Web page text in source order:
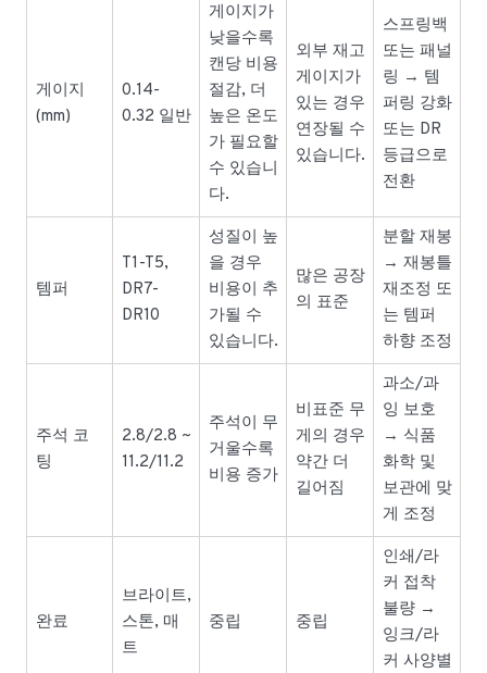
게이지
(mm)
0.14-
0.32 일반
게이지가
낮을수록
캔당 비용
절감, 더
높은 온도
가 필요할
수 있습니
다.
외부 재고
게이지가
있는 경우
연장될 수
있습니다.
스프링백
또는 패널
링 → 템
퍼링 강화
또는 DR
등급으로
전환
템퍼
T1-T5,
DR7-
DR10
성질이 높
을 경우
비용이 추
가될 수
있습니다.
많은 공장
의 표준
분할 재봉
→ 재봉틀
재조정 또
는 템퍼
하향 조정
주석 코
팅
2.8/2.8 ~
11.2/11.2
주석이 무
거울수록
비용 증가
비표준 무
게의 경우
약간 더
길어짐
과소/과
잉 보호
→ 식품
화학 및
보관에 맞
게 조정
완료
브라이트,
스톤, 매
트
중립 중립
인쇄/라
커 접착
불량 →
잉크/라
커 사양별